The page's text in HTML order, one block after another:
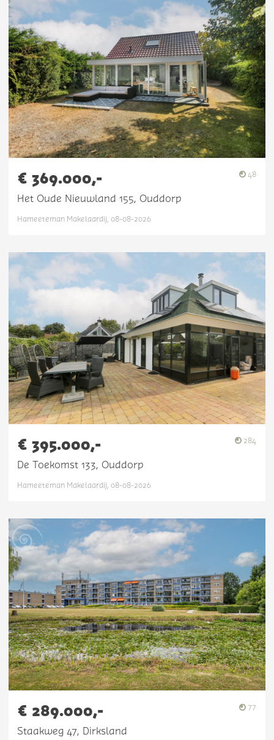
€ 369.000,- 48
Het Oude Nieuwland 155, Ouddorp
Hameeteman Makelaardij, 08-08-2026
€ 395.000,- 284
De Toekomst 133, Ouddorp
Hameeteman Makelaardij, 08-08-2026
€ 289.000,- 77
Staakweg 47, Dirksland